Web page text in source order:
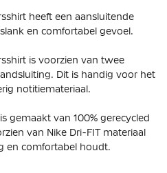
heeft een aansluitende
en comfortabel gevoel.
is voorzien van twee
Dit is handig voor het
notitiemateriaal.
gemaakt van 100% gerecycled
van Nike Dri-FIT materiaal
en comfortabel houdt.